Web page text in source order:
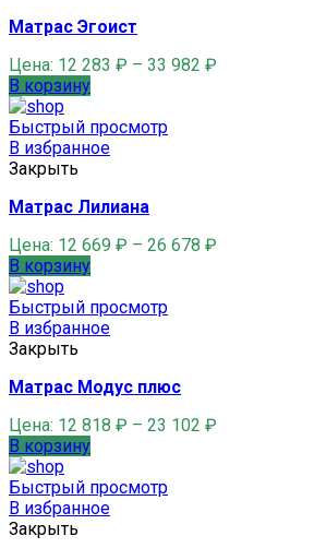
Матрас Эгоист
Цена: 12 283 ₽ – 33 982 ₽
В корзину
Быстрый просмотр
В избранное
Закрыть
Матрас Лилиана
Цена: 12 669 ₽ – 26 678 ₽
В корзину
Быстрый просмотр
В избранное
Закрыть
Матрас Модус плюс
Цена: 12 818 ₽ – 23 102 ₽
В корзину
Быстрый просмотр
В избранное
Закрыть